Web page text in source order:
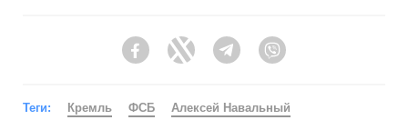
FacebookTwitter Telegram
Теги: Кремль ФСБ Алексей Навальный